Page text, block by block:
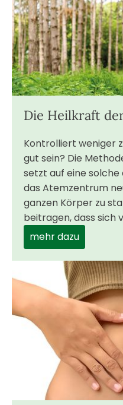
Die Heilkraft
Kontrolliert weniger
gut sein? Die
setzt auf eine
das Atemzentrum
ganzen Körper zu
beitragen, dass sich
mehr dazu